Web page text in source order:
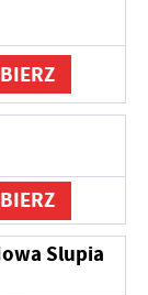
Slupia
się na
naszymi
te działają
treści w